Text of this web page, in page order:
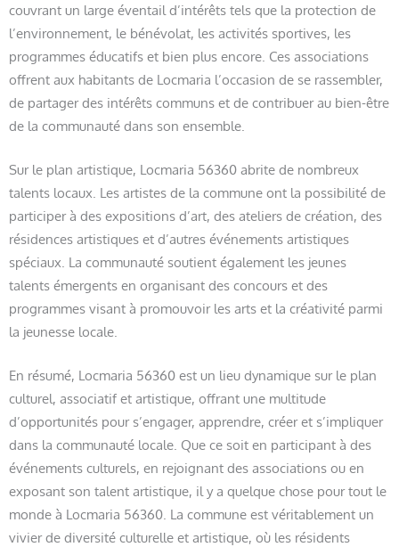
couvrant un large éventail d’intérêts tels que la protection de
l’environnement, le bénévolat, les activités sportives, les
programmes éducatifs et bien plus encore. Ces associations
offrent aux habitants de Locmaria l’occasion de se rassembler,
de partager des intérêts communs et de contribuer au bien-être
de la communauté dans son ensemble.
Sur le plan artistique, Locmaria 56360 abrite de nombreux
talents locaux. Les artistes de la commune ont la possibilité de
participer à des expositions d’art, des ateliers de création, des
résidences artistiques et d’autres événements artistiques
spéciaux. La communauté soutient également les jeunes
talents émergents en organisant des concours et des
programmes visant à promouvoir les arts et la créativité parmi
la jeunesse locale.
En résumé, Locmaria 56360 est un lieu dynamique sur le plan
culturel, associatif et artistique, offrant une multitude
d’opportunités pour s’engager, apprendre, créer et s’impliquer
dans la communauté locale. Que ce soit en participant à des
événements culturels, en rejoignant des associations ou en
exposant son talent artistique, il y a quelque chose pour tout le
monde à Locmaria 56360. La commune est véritablement un
vivier de diversité culturelle et artistique, où les résidents